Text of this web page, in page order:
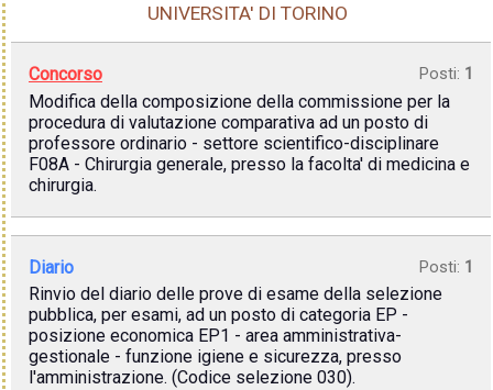
UNIVERSITA' DI TORINO
Concorso Posti: 1
Modifica della composizione della commissione per la
procedura di valutazione comparativa ad un posto di
professore ordinario - settore scientifico-disciplinare
F08A - Chirurgia generale, presso la facolta' di medicina e
chirurgia.
Diario Posti: 1
Rinvio del diario delle prove di esame della selezione
pubblica, per esami, ad un posto di categoria EP -
posizione economica EP1 - area amministrativa-
gestionale - funzione igiene e sicurezza, presso
l'amministrazione. (Codice selezione 030).